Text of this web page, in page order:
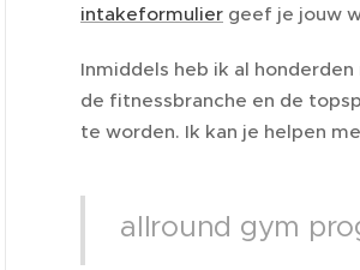
intakeformulier geef je jouw
Inmiddels heb ik al
de fitnessbranche en de
te worden. Ik kan je helpen
allround gym